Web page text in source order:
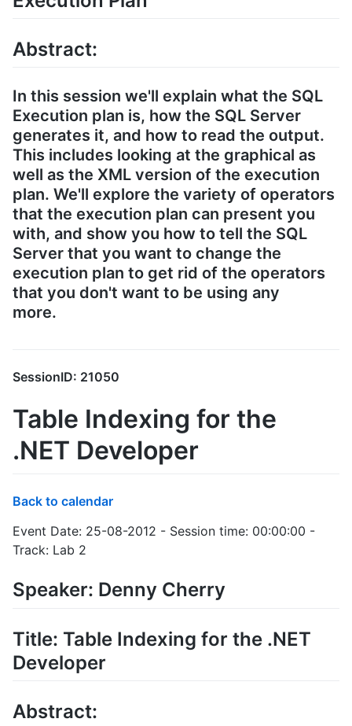
Abstract:
In this session we'll explain what the SQL
Execution plan is, how the SQL Server
generates it, and how to read the output.
This includes looking at the graphical as
well as the XML version of the execution
plan. We'll explore the variety of operators
that the execution plan can present you
with, and show you how to tell the SQL
Server that you want to change the
execution plan to get rid of the operators
that you don't want to be using any
more.
SessionID: 21050
Table Indexing for the
.NET Developer
Back to calendar
Event Date: 25-08-2012 - Session time: 00:00:00 -
Track: Lab 2
Speaker: Denny Cherry
Title: Table Indexing for the .NET
Developer
Abstract: